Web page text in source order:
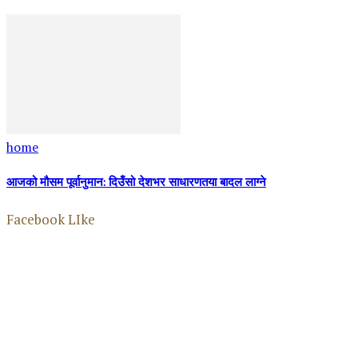
home
आजको मौसम पूर्वानुमान: दिउँसो देशभर साधारणतया बादल लाग्ने
Facebook LIke